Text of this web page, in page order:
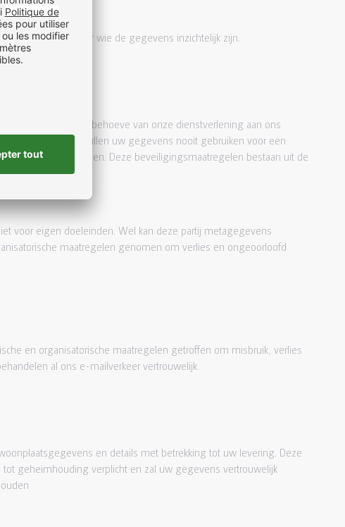
gebruiken en voor wie de gegevens inzichtelijk zijn.
die u ten behoeve van onze dienstverlening aan ons
te bieden, zij zullen uw gegevens nooit gebruiken voor een
te nemen. Deze beveiligingsmaatregelen bestaan uit de
voor eigen doeleinden. Wel kan deze partij metagegevens
maatregelen genomen om verlies en ongeoorloofd
en organisatorische maatregelen getroffen om misbruik, verlies
al ons e-mailverkeer vertrouwelijk.
en details met betrekking tot uw levering. Deze
geheimhouding verplicht en zal uw gegevens vertrouwelijk